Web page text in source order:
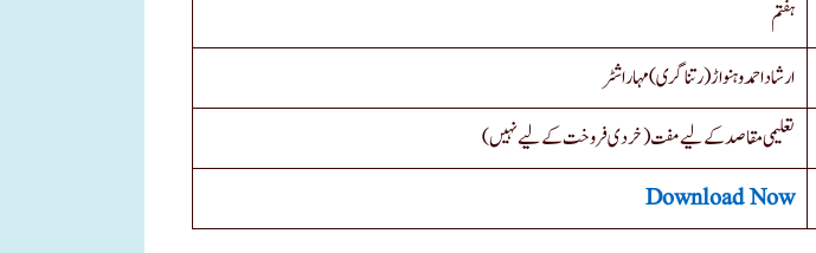
ہفتم
ارشاد احمد وہنواڑ (رتناگری) مہاراشٹر
تعلیمی مقاصد کے لیے مفت (خردی فروخت کے لیے نہیں)
Download Now